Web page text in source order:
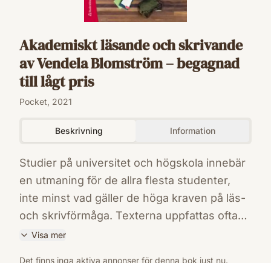
Akademiskt läsande och skrivande
av Vendela Blomström – begagnad
till lågt pris
Pocket, 2021
Beskrivning Information
Studier på universitet och högskola innebär
en utmaning för de allra flesta studenter,
inte minst vad gäller de höga kraven på läs-
och skrivförmåga. Texterna uppfattas ofta
som svårtillgängliga och de skriftliga
Visa mer
Det finns inga aktiva annonser för denna bok just nu.